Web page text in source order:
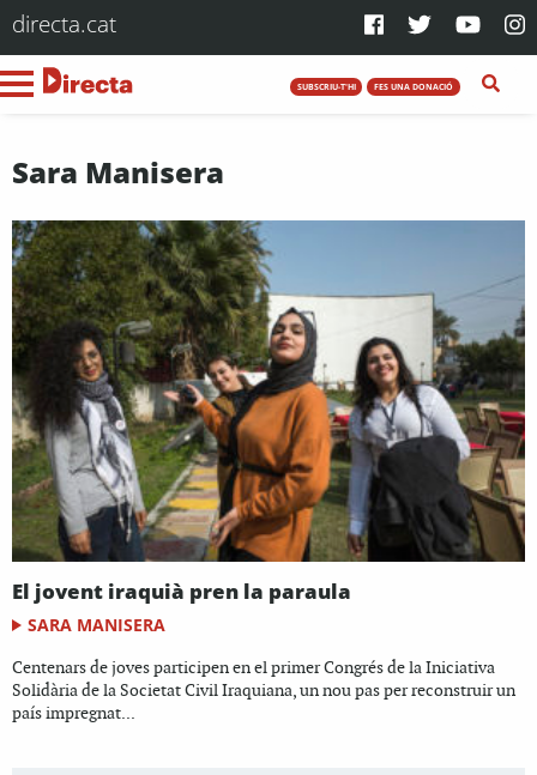
directa.cat
SUBSCRIU-T'HI FES UNA DONACIÓ
Sara Manisera
El jovent iraquià pren la paraula
SARA MANISERA
Centenars de joves participen en el primer Congrés de la Iniciativa
Solidària de la Societat Civil Iraquiana, un nou pas per reconstruir un
país impregnat...